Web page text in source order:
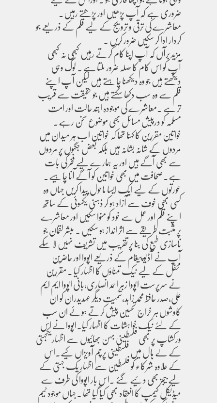
ضروری ہے کہ آپ پڑھیں اور پڑھتے رہیں۔
معاشرے کی ترقی و ترویج کے لیے قلم کے ذریعے جو
کردار ادا کر سکیں ضرور کریں ۔
مزید برآں کہ آپ اپنا کام کرتے رہیں کبھی نہ کبھی
آپ کو اس کام کا صلہ ضرور ملتا ہے ۔ لوگ وہی
دیکھتے ہیں جو وہ دیکھنا چاہتے ہیں لیکن آپ اپنے
قلم سے وہ سب دکھا سکتے ہیں جو حقیقت سے قریب
تر ہے ۔معاشرے کی موجودہ ابتد حالت اور امت
مسلمہ کو درپیش مسائل بھی موضوع سخن رہے۔
خواتین مقررین کا کہنا تھا کہ خواتین اب ہر میدان میں
مردوں کے شانہ بشانہ ہیں بلکہ بعض جگہوں پر مردوں
سے بھی آگے ہیں اور یہ ہمارے لیے فخر کی بات
ہے۔صحافت میں بھی خواتین کو آگے آنا چاہیے۔
عورتوں کے لیے ایک ایسا ماحول پیدا کریں جہاں وہ
کسی بھی خوف سے آزاد ہو کر ذہنی یکسوئی کے ساتھ
اپنے قلم اور عمل سے خود کو منوا سکیں اور معاشرے
پر مثبت طریقے سے اثر انداز ہو سکیں ۔ مبشر لقمان جو
ناسازی طبع کی بنا پر تقریب میں تشریف نہیں لا سکے
آپ نے آڈیو پیغام کے ذریعے اپووا اور حاضرین
محفل کے لیے نیک تمناؤں کا اظہار کیا ۔ مقررین
نے سرپرست اپووا زبیر احمد انصاری،بانی اپووا ایم ایم
علی،صدر حافظ محمد زاہد،سمیت دیگر عہدیدران کو ان
کاوشوں ہر خراج تحسین پیش کرتے ہوئے ان سب
کے لئے نیک خواہشات کا اظہار کیا۔اپووا نے اس
ورکشاپ پر بھی فلسطینی بہن بھائیوں سے اظہاریکجہتی
کے لے ہال میں فلسطینی پرچم آویزاں کیے۔اس
کے علاوہ شرکاء کو فلسطین سے اظہار یک جہتی کے
لیے بیجز بھی دئیے گئے ۔اس بار اپووا کی طرف سے
میڈیکل کیمپ کا انعقاد بھی کیا گیا تھا ۔جہاں موجود ٹیم